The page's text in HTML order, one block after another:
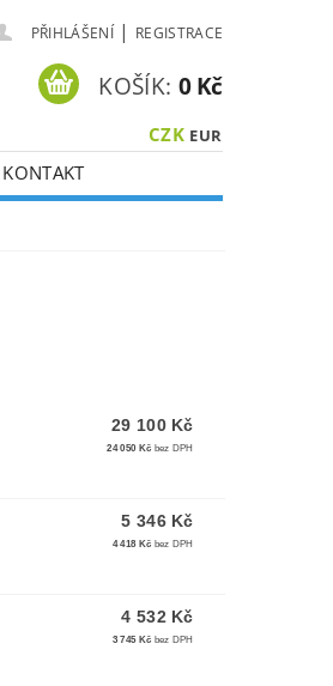
PŘIHLÁŠENÍ | REGISTRACE
CZK EUR
KOŠÍK: 0 Kč
KONTAKT
29 100 Kč
24 050 Kč bez DPH
5 346 Kč
4 418 Kč bez DPH
4 532 Kč
3 745 Kč bez DPH